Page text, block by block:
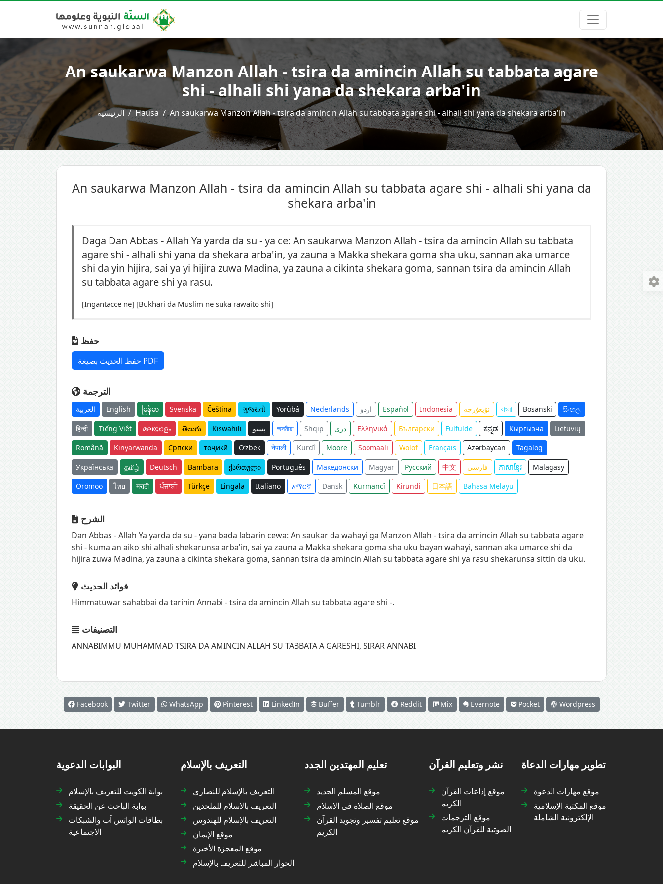
An saukarwa Manzon Allah - tsira da amincin Allah su tabbata agare
shi - alhali shi yana da shekara arba'in
الرئيسية Hausa An saukarwa Manzon Allah - tsira da amincin Allah su tabbata agare shi - alhali shi yana da shekara arba'in
An saukarwa Manzon Allah - tsira da amincin Allah su tabbata agare shi - alhali shi yana da
shekara arba'in
Daga Dan Abbas - Allah Ya yarda da su - ya ce: An saukarwa Manzon Allah - tsira da amincin Allah su tabbata
agare shi - alhali shi yana da shekara arba'in, ya zauna a Makka shekara goma sha uku, sannan aka umarce
shi da yin hijira, sai ya yi hijira zuwa Madina, ya zauna a cikinta shekara goma, sannan tsira da amincin Allah
su tabbata agare shi ya rasu.
[Ingantacce ne] [Bukhari da Muslim ne suka rawaito shi]
حفظ
حفظ الحديث بصيغة PDF
الترجمة
العربية English မြန်မာ Svenska Čeština ગુજરાતી Yorùbá Nederlands اردو Español Indonesia ئۇيغۇرچە বাংলা Bosanski සිංහල
हिन्दी Tiếng Việt മലയാളം తెలుగు Kiswahili پښتو অসমীয়া Shqip دری Ελληνικά Български Fulfulde ಕನ್ನಡ Кыргызча Lietuvių
Română Kinyarwanda Српски тоҷикӣ O‘zbek नेपाली Kurdî Moore Soomaali Wolof Français Azərbaycan Tagalog
Українська தமிழ் Deutsch Bambara ქართული Português Македонски Magyar Русский 中文 فارسی ភាសាខ្មែរ Malagasy
Oromoo ไทย मराठी ਪੰਜਾਬੀ Türkçe Lingala Italiano አማርኛ Dansk Kurmancî Kirundi 日本語 Bahasa Melayu
الشرح
Dan Abbas - Allah Ya yarda da su - yana bada labarin cewa: An saukar da wahayi ga Manzon Allah - tsira da amincin Allah su tabbata agare
shi - kuma an aiko shi alhali shekarunsa arba'in, sai ya zauna a Makka shekara goma sha uku bayan wahayi, sannan aka umarce shi da
hijira zuwa Madina, ya zauna a cikinta shekara goma, sannan tsira da amincin Allah su tabbata agare shi ya rasu shekarunsa sittin da uku.
فوائد الحديث
Himmatuwar sahabbai da tarihin Annabi - tsira da amincin Allah su tabbata agare shi -.
التصنيفات
ANNABIMMU MUHAMMAD TSIRA DA AMINCIN ALLAH SU TABBATA A GARESHI, SIRAR ANNABI
Facebook Twitter WhatsApp Pinterest LinkedIn Buffer Tumblr Reddit Mix Evernote Pocket Wordpress
البوابات الدعوية
بوابة الكويت للتعريف بالإسلام
بوابة الباحث عن الحقيقة
بطاقات الواتس آب والشبكات
الاجتماعية
التعريف بالإسلام
التعريف بالإسلام للنصارى
التعريف بالإسلام للملحدين
التعريف بالإسلام للهندوس
موقع الإيمان
موقع المعجزة الأخيرة
الحوار المباشر للتعريف بالإسلام
تعليم المهتدين الجدد
موقع المسلم الجديد
موقع الصلاة في الإسلام
موقع تعليم تفسير وتجويد القرآن
الكريم
نشر وتعليم القرآن
موقع إذاعات القرآن
الكريم
موقع الترجمات
الصوتية للقرآن الكريم
تطوير مهارات الدعاة
موقع مهارات الدعوة
موقع المكتبة الإسلامية
الإلكترونية الشاملة